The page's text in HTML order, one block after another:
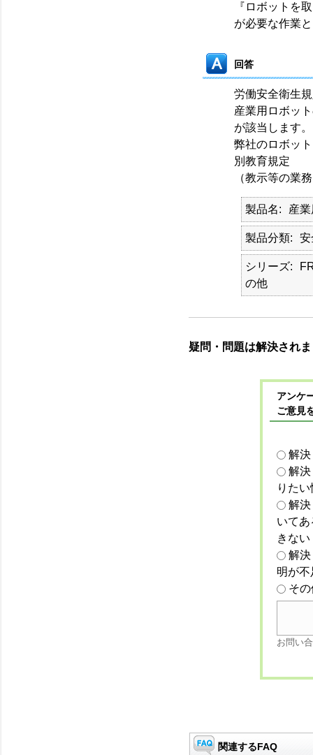
『ロボットを
が必要な作業
回答
労働安全衛生
産業用ロボッ
が該当します。
弊社のロボッ
別教育規定
（教示等の業
製品名 産
製品分類 安
シリーズ
の他
疑問・問題は解決され
アンケ
ご意見
解
解
りた
解
いて
きない
解
明が
そ
お問い
関連するFAQ